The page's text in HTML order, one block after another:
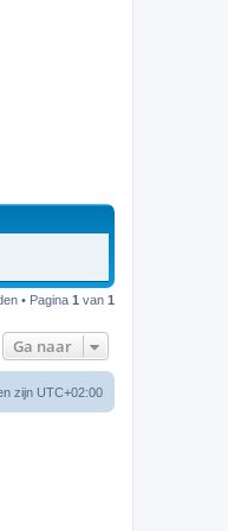
• Pagina 1 van 1
Ga naar
zijn UTC+02:00